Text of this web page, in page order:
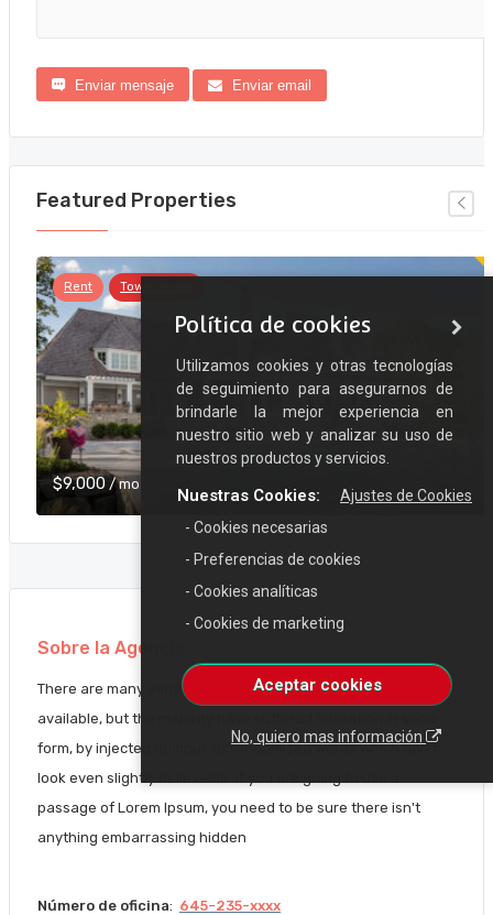
Enviar mensaje Enviar email
Featured Properties
Rent Town House
$9,000 / mo
Sobre la Agencia
There are many variations of passages of Lorem Ipsum
available, but the majority have suffered alteration in some
form, by injected humour, or randomised words which don't
look even slightly believable. If you are going to use a
passage of Lorem Ipsum, you need to be sure there isn't
anything embarrassing hidden
Número de oficina: 645-235-xxxx
Política de cookies
Utilizamos cookies y otras tecnologías
de seguimiento para asegurarnos de
brindarle la mejor experiencia en
nuestro sitio web y analizar su uso de
nuestros productos y servicios.
Aceptar cookies
No, quiero mas información
Ajustes de Cookies
- Cookies necesarias
Nuestras Cookies:
- Preferencias de cookies
- Cookies analíticas
- Cookies de marketing